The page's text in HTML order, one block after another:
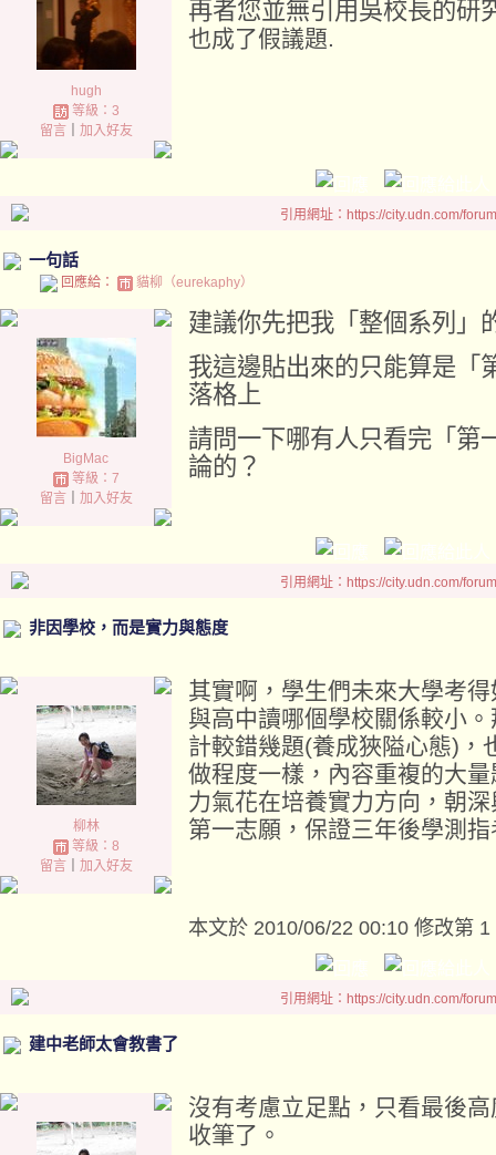
hugh
等級：3
留言｜ 加入好友
再者您並無引用吳校長的研
也成了假議題.
引用網址：https://city.udn.com/
一句話
回應給： 貓柳（eurekaphy）
BigMac
等級：7
留言｜ 加入好友
建議你先把我「整個系列」
我這邊貼出來的只能算是「
落格上
請問一下哪有人只看完「第
論的？
引用網址：https://city.udn.com/
非因學校，而是實力與態度
柳林
等級：8
留言｜ 加入好友
其實啊，學生們未來大學考
與高中讀哪個學校關係較小
計較錯幾題(養成狹隘心態)，
做程度一樣，內容重複的大
力氣花在培養實力方向，朝
第一志願，保證三年後學測
本文於 2010/06/22 00:10 修改第 1
引用網址：https://city.udn.com/
建中老師太會教書了
沒有考慮立足點，只看最後
收筆了。